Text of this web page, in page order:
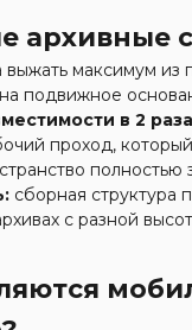
архивные
выжать максимум
подвижное
в 2
проход,
полностью
сборная структура
с разной